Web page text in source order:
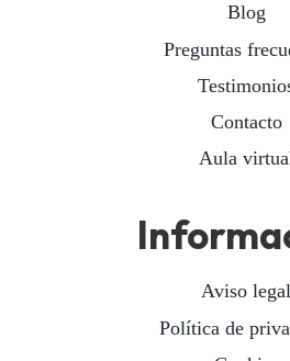
Blog
Preguntas
Contacto
Aula
Aviso legal
Política de